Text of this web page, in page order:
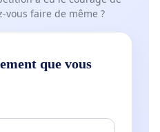
vous faire de même ?
que vous